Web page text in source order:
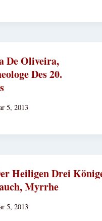
De Oliveira,
Des 20.
5, 2013
Heiligen Drei
Myrrhe
5, 2013